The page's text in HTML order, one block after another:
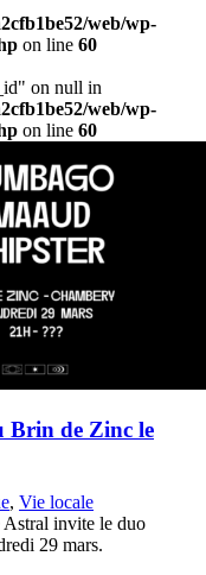
web/wp-
on line 60
on null in
web/wp-
on line 60
Brin de Zinc le
, Vie locale
Astral invite le duo
29 mars.